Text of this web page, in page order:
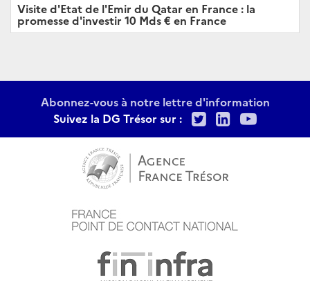
Visite d'Etat de l'Emir du Qatar en France : la
promesse d'investir 10 Mds € en France
Abonnez-vous à notre lettre d'information
Suivez la DG Trésor sur :
TwitterLinkedIn